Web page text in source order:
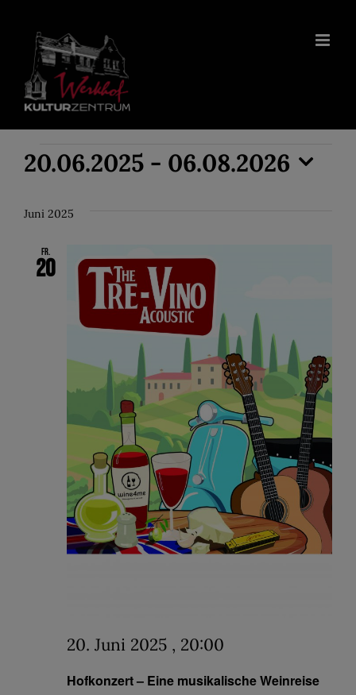
Inhalt
springen
Veranstaltungen
20.06.2025 - 06.08.2026
wählen.
Juni 2025
Fr.
20
Hofkonzert – Eine musikalische Weinreise
20. Juni 2025 , 20:00